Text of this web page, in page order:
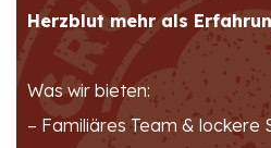
Herzblut mehr als
Was wir bieten:
– Familiäres Team & lockere